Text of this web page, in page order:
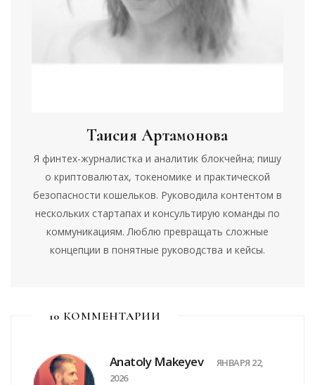
Таисия Артамонова
Я финтех-журналистка и аналитик блокчейна; пишу
о криптовалютах, токеномике и практической
безопасности кошельков. Руководила контентом в
нескольких стартапах и консультирую команды по
коммуникациям. Люблю превращать сложные
концепции в понятные руководства и кейсы.
10 КОММЕНТАРИИ
Anatoly Makeyev
ЯНВАРЯ 22,
2026